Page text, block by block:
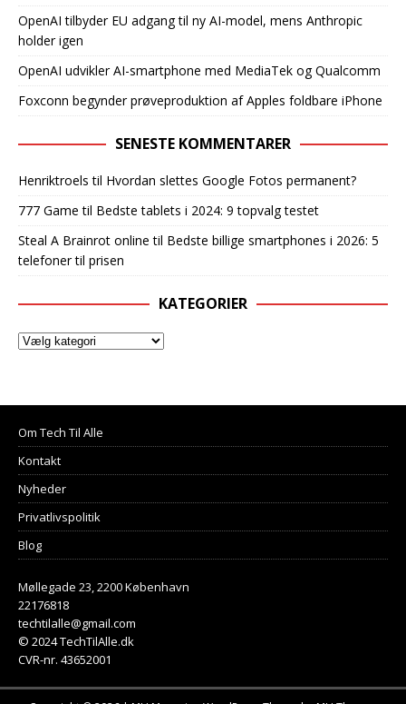
OpenAI tilbyder EU adgang til ny AI-model, mens Anthropic
holder igen
OpenAI udvikler AI-smartphone med MediaTek og Qualcomm
Foxconn begynder prøveproduktion af Apples foldbare iPhone
SENESTE KOMMENTARER
Henriktroels til Hvordan slettes Google Fotos permanent?
777 Game til Bedste tablets i 2024: 9 topvalg testet
Steal A Brainrot online til Bedste billige smartphones i 2026: 5
telefoner til prisen
KATEGORIER
Om Tech Til Alle
Kontakt
Nyheder
Privatlivspolitik
Blog
Møllegade 23, 2200 København
22176818
techtilalle@gmail.com
© 2024 TechTilAlle.dk
CVR-nr. 43652001